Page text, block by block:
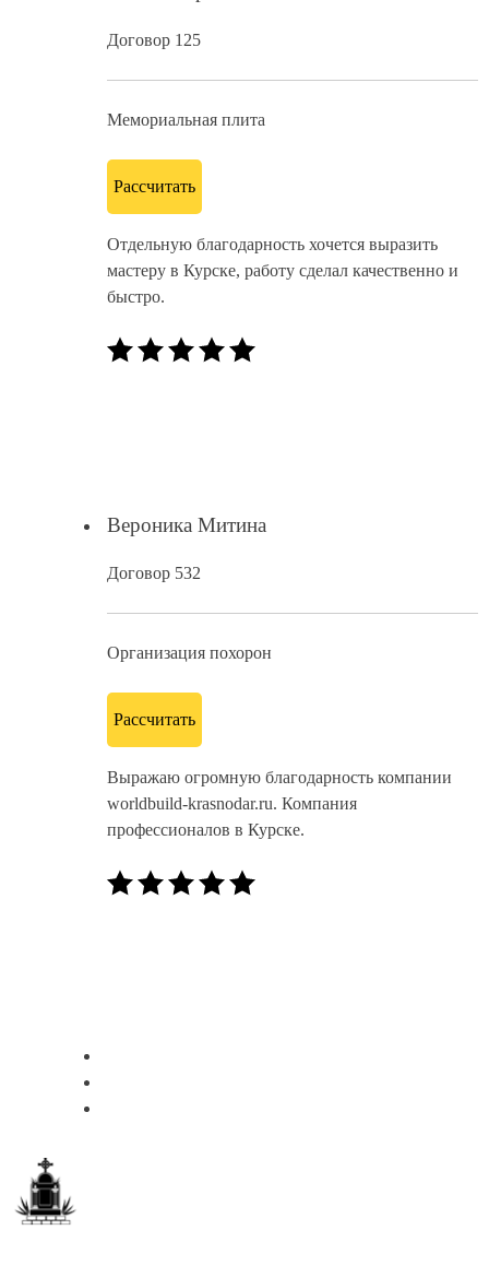
Договор 125
Мемориальная плита
Рассчитать
Отдельную благодарность хочется выразить
мастеру в Курске, работу сделал качественно и
быстро.
Вероника Митина
Договор 532
Организация похорон
Рассчитать
Выражаю огромную благодарность компании
worldbuild-krasnodar.ru. Компания
профессионалов в Курске.